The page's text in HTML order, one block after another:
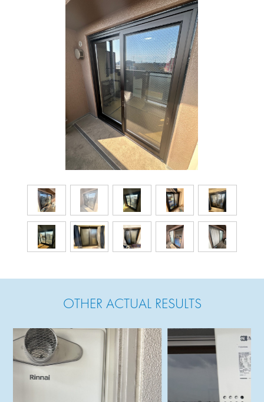
OTHER ACTUAL RESULTS